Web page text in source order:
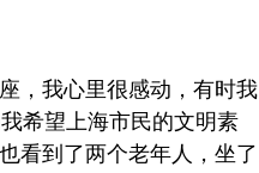
，我心里很感动，有时我
希望上海市民的文明素
看到了两个老年人，坐了